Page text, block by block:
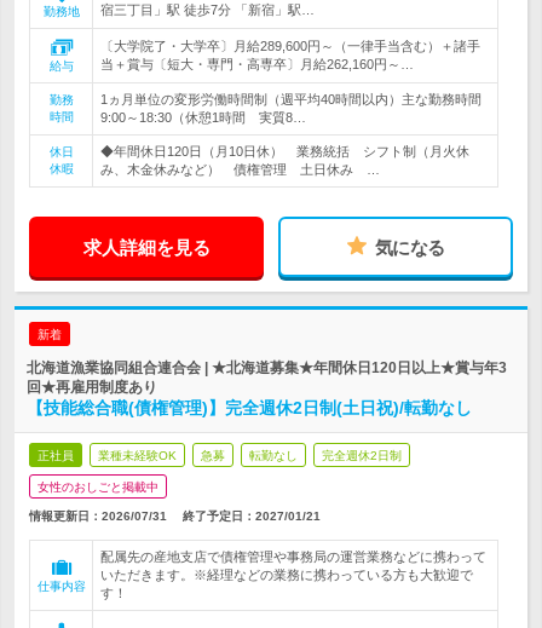
勤務地 宿三丁目」駅 徒歩7分 「新宿」駅…
給与
〔大学院了・大学卒〕月給289,600円～（一律手当含む）＋諸手
当＋賞与〔短大・専門・高専卒〕月給262,160円～…
勤務
時間
1ヵ月単位の変形労働時間制（週平均40時間以内）主な勤務時間
9:00～18:30（休憩1時間 実質8…
休日
休暇
◆年間休日120日（月10日休） 業務統括 シフト制（月火休
み、木金休みなど） 債権管理 土日休み …
求人詳細を見る 気になる
新着
北海道漁業協同組合連合会 | ★北海道募集★年間休日120日以上★賞与年3
回★再雇用制度あり
【技能総合職(債権管理)】完全週休2日制(土日祝)/転勤なし
正社員 業種未経験OK 急募 転勤なし 完全週休2日制
女性のおしごと掲載中
情報更新日：2026/07/31 終了予定日： 2027/01/21
仕事内容
配属先の産地支店で債権管理や事務局の運営業務などに携わって
いただきます。※経理などの業務に携わっている方も大歓迎で
す！